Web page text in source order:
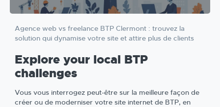
Agence web vs freelance BTP Clermont : trouvez la
solution qui dynamise votre site et attire plus de clients
Explore your local BTP
challenges
Vous vous interrogez peut-être sur la meilleure façon de
créer ou de moderniser votre site internet de BTP, en